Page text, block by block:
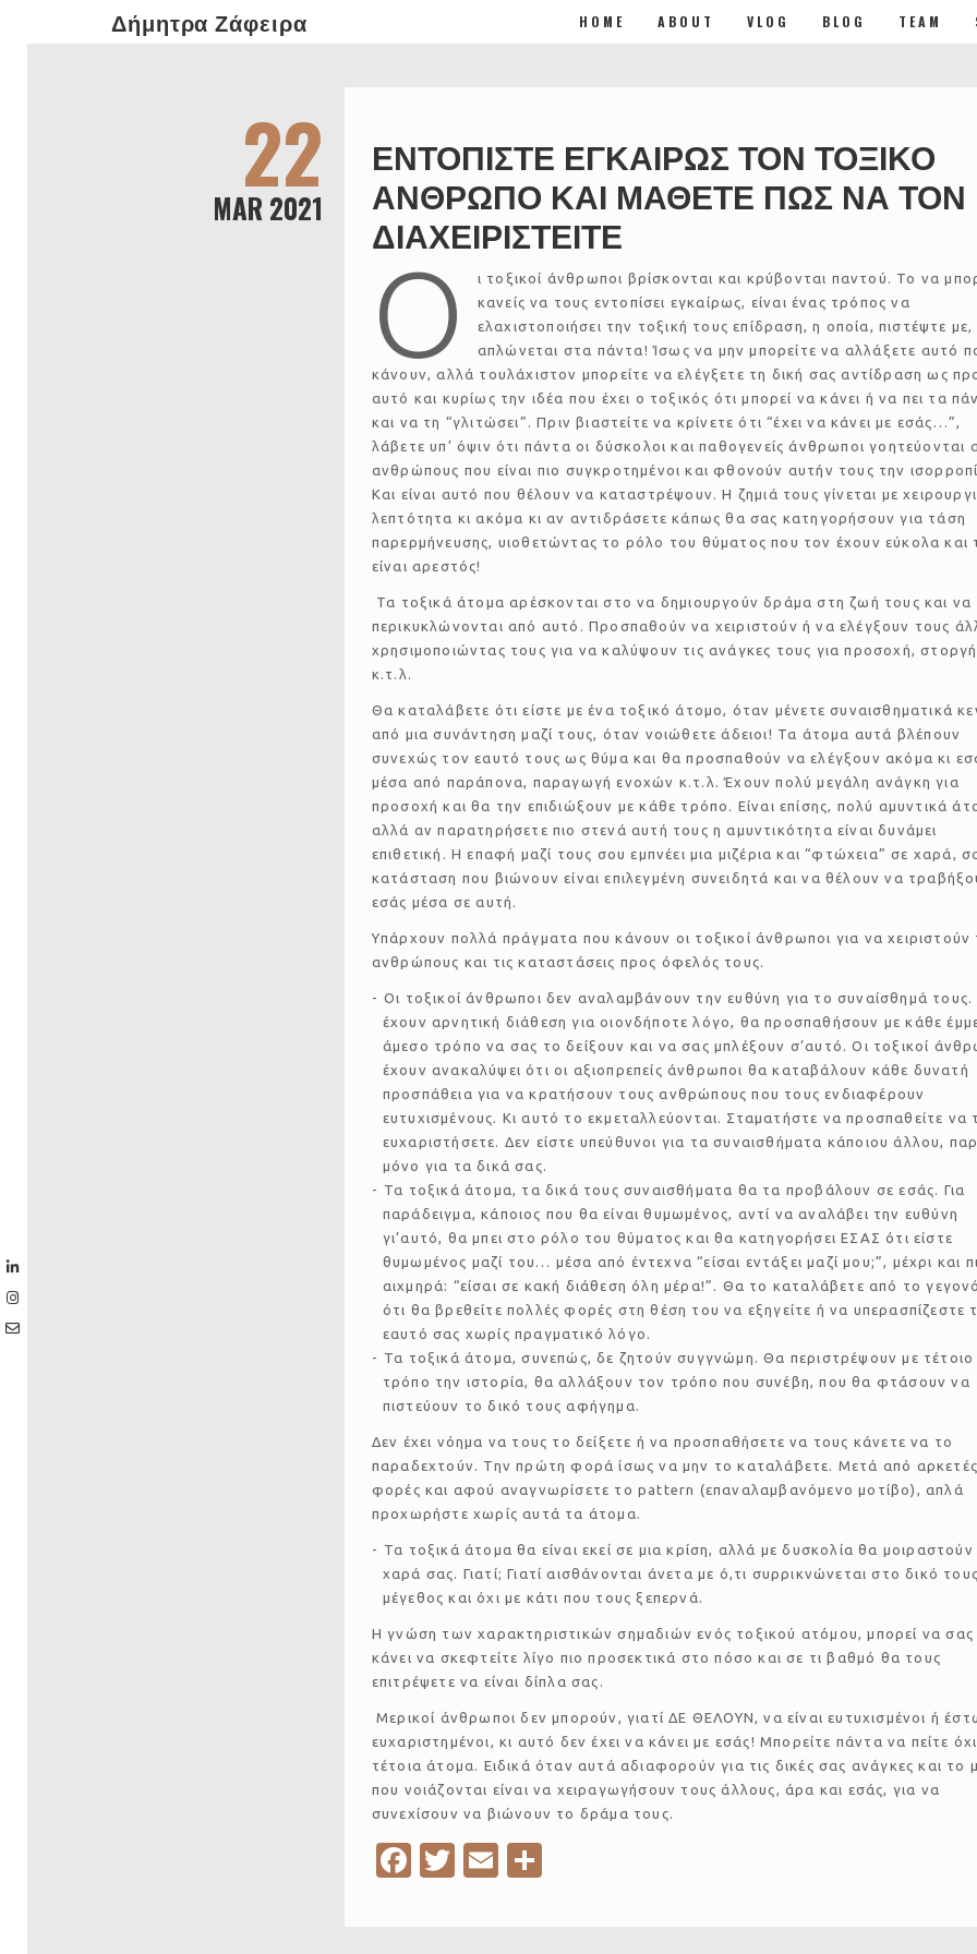
HOME ABOUT VLOG BLOG TEAM
Δήμητρα Ζάφειρα
22
MAR 2021
ΕΝΤΟΠΙΣΤΕ ΕΓΚΑΙΡΩΣ ΤΟΝ ΤΟΞΙΚΟ
ΑΝΘΡΩΠΟ ΚΑΙ ΜΑΘΕΤΕ ΠΩΣ ΝΑ ΤΟΝ
ΔΙΑΧΕΙΡΙΣΤΕΙΤΕ
Ο
ι τοξικοί άνθρωποι βρίσκονται και κρύβονται παντού. Το να
κανείς να τους εντοπίσει εγκαίρως, είναι ένας τρόπος να
ελαχιστοποιήσει την τοξική τους επίδραση, η οποία, πιστέψτε με,
απλώνεται στα πάντα! Ίσως να μην μπορείτε να αλλάξετε αυτό
κάνουν, αλλά τουλάχιστον μπορείτε να ελέγξετε τη δική σας αντίδραση ως
αυτό και κυρίως την ιδέα που έχει ο τοξικός ότι μπορεί να κάνει ή να πει τα
και να τη “γλιτώσει”. Πριν βιαστείτε να κρίνετε ότι “έχει να κάνει με εσάς…”,
λάβετε υπ’ όψιν ότι πάντα οι δύσκολοι και παθογενείς άνθρωποι γοητεύονται
ανθρώπους που είναι πιο συγκροτημένοι και φθονούν αυτήν τους την
Και είναι αυτό που θέλουν να καταστρέψουν. Η ζημιά τους γίνεται με
λεπτότητα κι ακόμα κι αν αντιδράσετε κάπως θα σας κατηγορήσουν για τάση
παρερμήνευσης, υιοθετώντας το ρόλο του θύματος που τον έχουν εύκολα και
είναι αρεστός!
Τα τοξικά άτομα αρέσκονται στο να δημιουργούν δράμα στη ζωή τους και να
περικυκλώνονται από αυτό. Προσπαθούν να χειριστούν ή να ελέγξουν τους
χρησιμοποιώντας τους για να καλύψουν τις ανάγκες τους για προσοχή, στοργή
κ.τ.λ.
Θα καταλάβετε ότι είστε με ένα τοξικό άτομο, όταν μένετε συναισθηματικά
από μια συνάντηση μαζί τους, όταν νοιώθετε άδειοι! Τα άτομα αυτά βλέπουν
συνεχώς τον εαυτό τους ως θύμα και θα προσπαθούν να ελέγξουν ακόμα κι
μέσα από παράπονα, παραγωγή ενοχών κ.τ.λ. Έχουν πολύ μεγάλη ανάγκη για
προσοχή και θα την επιδιώξουν με κάθε τρόπο. Είναι επίσης, πολύ αμυντικά
αλλά αν παρατηρήσετε πιο στενά αυτή τους η αμυντικότητα είναι δυνάμει
επιθετική. Η επαφή μαζί τους σου εμπνέει μια μιζέρια και “φτώχεια” σε χαρά,
κατάσταση που βιώνουν είναι επιλεγμένη συνειδητά και να θέλουν να
εσάς μέσα σε αυτή.
Υπάρχουν πολλά πράγματα που κάνουν οι τοξικοί άνθρωποι για να χειριστούν
ανθρώπους και τις καταστάσεις προς όφελός τους.
Οι τοξικοί άνθρωποι δεν αναλαμβάνουν την ευθύνη για το συναίσθημά τους.
έχουν αρνητική διάθεση για οιονδήποτε λόγο, θα προσπαθήσουν με κάθε
άμεσο τρόπο να σας το δείξουν και να σας μπλέξουν σ’αυτό. Οι τοξικοί
έχουν ανακαλύψει ότι οι αξιοπρεπείς άνθρωποι θα καταβάλουν κάθε δυνατή
προσπάθεια για να κρατήσουν τους ανθρώπους που τους ενδιαφέρουν
ευτυχισμένους. Κι αυτό το εκμεταλλεύονται. Σταματήστε να προσπαθείτε να
ευχαριστήσετε. Δεν είστε υπεύθυνοι για τα συναισθήματα κάποιου άλλου,
μόνο για τα δικά σας.
Τα τοξικά άτομα, τα δικά τους συναισθήματα θα τα προβάλουν σε εσάς. Για
παράδειγμα, κάποιος που θα είναι θυμωμένος, αντί να αναλάβει την ευθύνη
γι’αυτό, θα μπει στο ρόλο του θύματος και θα κατηγορήσει ΕΣΑΣ ότι είστε
θυμωμένος μαζί του… μέσα από έντεχνα “είσαι εντάξει μαζί μου;”, μέχρι και
αιχμηρά: “είσαι σε κακή διάθεση όλη μέρα!”. Θα το καταλάβετε από το
ότι θα βρεθείτε πολλές φορές στη θέση του να εξηγείτε ή να υπερασπίζεστε
εαυτό σας χωρίς πραγματικό λόγο.
Τα τοξικά άτομα, συνεπώς, δε ζητούν συγγνώμη. Θα περιστρέψουν με τέτοιο
τρόπο την ιστορία, θα αλλάξουν τον τρόπο που συνέβη, που θα φτάσουν να
πιστεύουν το δικό τους αφήγημα.
Δεν έχει νόημα να τους το δείξετε ή να προσπαθήσετε να τους κάνετε να το
παραδεχτούν. Την πρώτη φορά ίσως να μην το καταλάβετε. Μετά από αρκετές
φορές και αφού αναγνωρίσετε το pattern (επαναλαμβανόμενο μοτίβο), απλά
προχωρήστε χωρίς αυτά τα άτομα.
Τα τοξικά άτομα θα είναι εκεί σε μια κρίση, αλλά με δυσκολία θα μοιραστούν
χαρά σας. Γιατί; Γιατί αισθάνονται άνετα με ό,τι συρρικνώνεται στο δικό τους
μέγεθος και όχι με κάτι που τους ξεπερνά.
Η γνώση των χαρακτηριστικών σημαδιών ενός τοξικού ατόμου, μπορεί να σας
κάνει να σκεφτείτε λίγο πιο προσεκτικά στο πόσο και σε τι βαθμό θα τους
επιτρέψετε να είναι δίπλα σας.
Μερικοί άνθρωποι δεν μπορούν, γιατί ΔΕ ΘΕΛΟΥΝ, να είναι ευτυχισμένοι ή
ευχαριστημένοι, κι αυτό δεν έχει να κάνει με εσάς! Μπορείτε πάντα να πείτε
τέτοια άτομα. Ειδικά όταν αυτά αδιαφορούν για τις δικές σας ανάγκες και το
που νοιάζονται είναι να χειραγωγήσουν τους άλλους, άρα και εσάς, για να
συνεχίσουν να βιώνουν το δράμα τους.
Fa T
E